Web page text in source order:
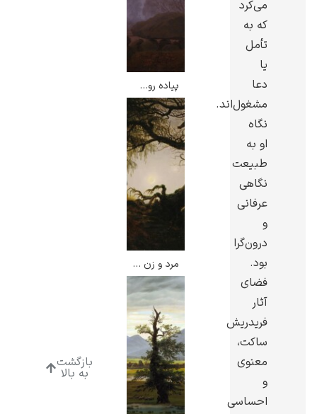
لودویگ دویچ
می‌کرد
که به
تأمل
یا
دعا
مشغول‌اند.
نگاه
او به
طبیعت
نگاهی
عرفانی
و
درون‌گرا
بود.
فضای
آثار
فریدریش
ساکت،
معنوی
و
احساسی
پیاده روی در غروب – کاسپار داوید فریدریش
مرد و زن در حال تامل در ماه – کاسپار داوید فریدریش
بازگشت
به بالا